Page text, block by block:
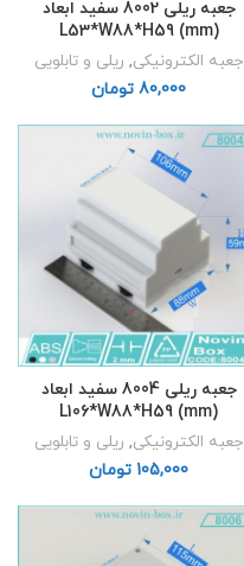
جعبه ریلی 8002 سفید ابعاد
L53*W88*H59 (mm)
جعبه الکترونیکی, ریلی و تابلویی
تومان
جعبه ریلی 8004 سفید ابعاد
L106*W88*H59 (mm)
جعبه الکترونیکی, ریلی و تابلویی
تومان